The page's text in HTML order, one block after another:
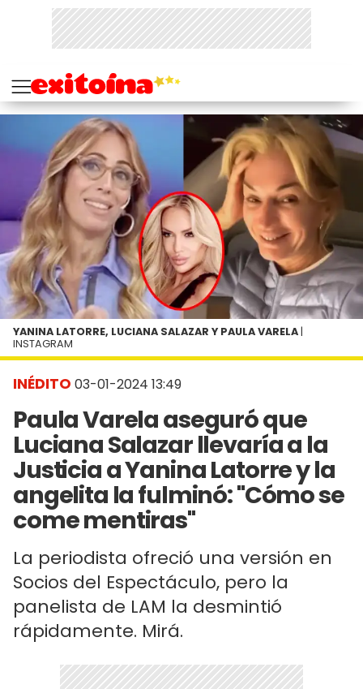
INÉDITO 03-01-2024 13:49
Paula Varela aseguró que
Luciana Salazar llevaría a la
Justicia a Yanina Latorre y la
angelita la fulminó: "Cómo se
come mentiras"
La periodista ofreció una versión en
Socios del Espectáculo, pero la
panelista de LAM la desmintió
rápidamente. Mirá.
YANINA LATORRE, LUCIANA SALAZAR Y PAULA VARELA |
INSTAGRAM